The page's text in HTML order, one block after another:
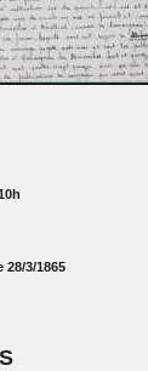
28/3/1865